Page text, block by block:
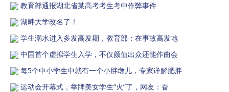
教育部通报湖北省某高考考生考中作弊事件
湖畔大学改名了！
学生溺水进入多发高发期，教育部：在事故高发地
中国首个虚拟学生入学，不仅颜值出众还能作曲会
每5个中小学生中就有一个小胖墩儿，专家详解肥胖
运动会开幕式，举牌美女学生“火”了，网友：奋